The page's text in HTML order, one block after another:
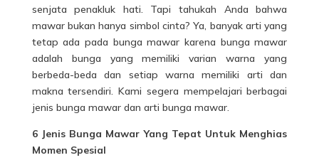
senjata penakluk hati. Tapi tahukah Anda bahwa
mawar bukan hanya simbol cinta? Ya, banyak arti yang
tetap ada pada bunga mawar karena bunga mawar
adalah bunga yang memiliki varian warna yang
berbeda-beda dan setiap warna memiliki arti dan
makna tersendiri. Kami segera mempelajari berbagai
jenis bunga mawardan arti bunga mawar.
6 Jenis Bunga Mawar Yang Tepat Untuk Menghias
Momen Spesial